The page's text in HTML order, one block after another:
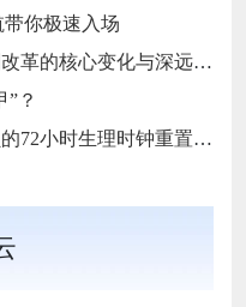
你极速入场
的核心变化与深远影响
”？
小时生理时钟重置挑战